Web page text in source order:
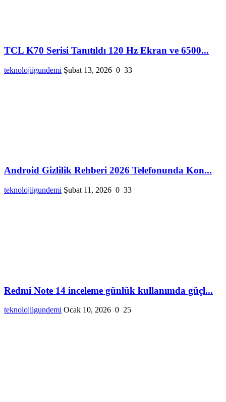
TCL K70 Serisi Tanıtıldı 120 Hz Ekran ve 6500...
teknolojiigundemi Şubat 13, 2026 0 33
Android Gizlilik Rehberi 2026 Telefonunda Kon...
teknolojiigundemi Şubat 11, 2026 0 33
Redmi Note 14 inceleme günlük kullanımda güçl...
teknolojiigundemi Ocak 10, 2026 0 25